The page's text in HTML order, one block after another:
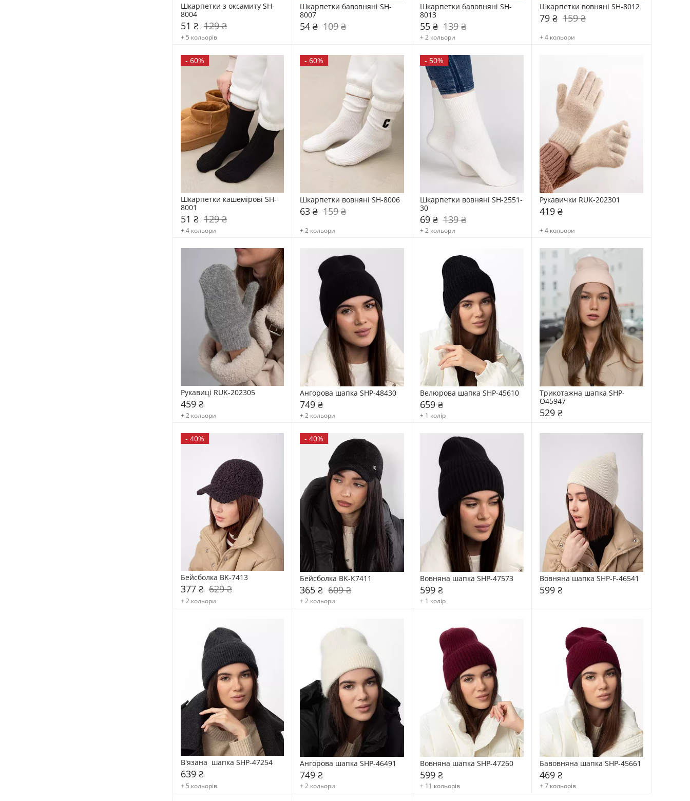
Шкарпетки з оксамиту SH-
8004
51 ₴ 129 ₴
+ 5 кольорів
Шкарпетки бавовняні SH-
8007
54 ₴ 109 ₴
Шкарпетки бавовняні SH-
8013
55 ₴ 139 ₴
+ 2 кольори
Шкарпетки вовняні SH-8012
79 ₴ 159 ₴
+ 4 кольори
- 60%
Шкарпетки кашемірові SH-
8001
51 ₴ 129 ₴
+ 4 кольори
-60%
Шкарпетки вовняні SH-8006
63 ₴ 159 ₴
+ 2 кольори
- 50%
Шкарпетки вовняні SH-2551-
30
69 ₴ 139 ₴
+ 2 кольори
Рукавички RUK-202301
419 ₴
+ 4 кольори
Рукавиці RUK-202305
459 ₴
+ 2 кольори
Ангорова шапка SHP-48430
749 ₴
+ 2 кольори
Велюрова шапка SHP-45610
659 ₴
+ 1 колір
Трикотажна шапка SHP-
О45947
529 ₴
- 40%
Бейсболка BK-7413
377 ₴ 629 ₴
+ 2 кольори
-40%
Бейсболка BK-К7411
365 ₴ 609 ₴
+ 2 кольори
Вовняна шапка SHP-47573
599 ₴
+ 1 колір
Вовняна шапка SHP-F-46541
599 ₴
В'язана  шапка SHP-47254
639 ₴
+ 5 кольорів
Ангорова шапка SHP-46491
749 ₴
+ 2 кольори
Вовняна шапка SHP-47260
599 ₴
+ 11 кольорів
Бавовняна шапка SHP-45661
469 ₴
+ 7 кольорів